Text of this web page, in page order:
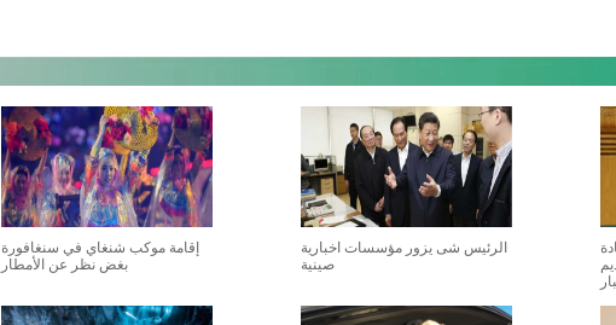
الرئيس شى يزور مؤسسات اخبارية
صينية
إقامة موكب شنغاي في سنغافورة
بغض نظر عن الأمطار